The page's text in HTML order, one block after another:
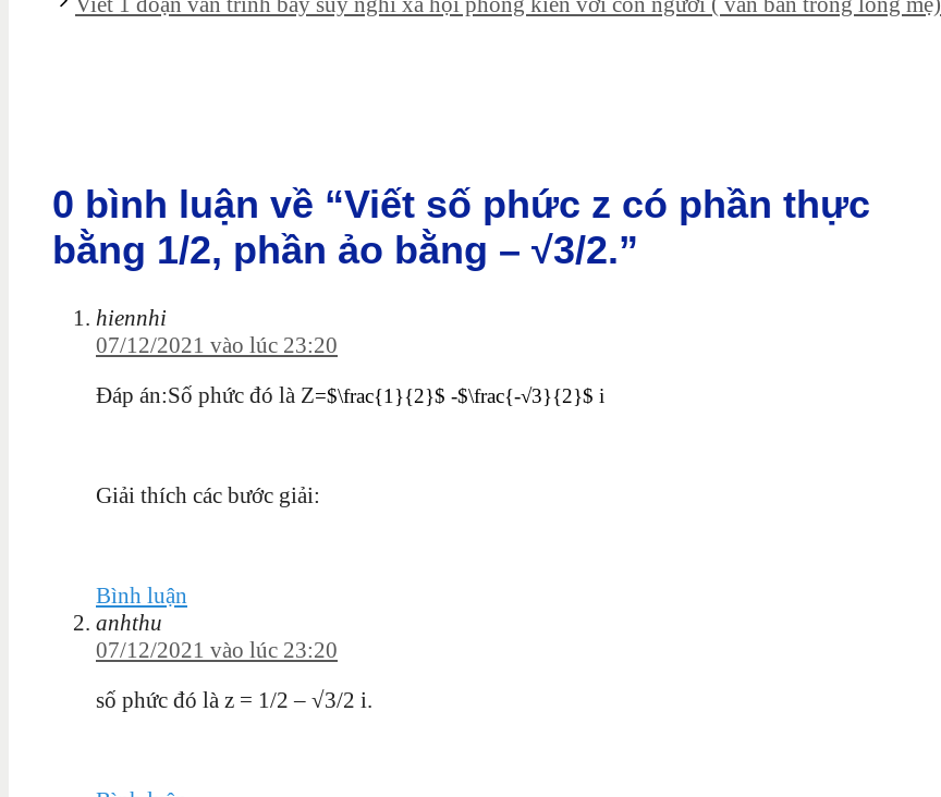
0 bình luận về “Viết số phức z có phần thực
bằng 1/2, phần ảo bằng – √3/2.”
hiennhi
07/12/2021 vào lúc 23:20
Đáp án:Số phức đó là Z=$\frac{1}{2}$ -$\frac{-√3}{2}$ i
Giải thích các bước giải:
Bình luận
anhthu
07/12/2021 vào lúc 23:20
số phức đó là z = 1/2 – √3/2 i.